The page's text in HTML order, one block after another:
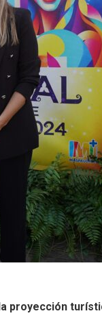
proyección